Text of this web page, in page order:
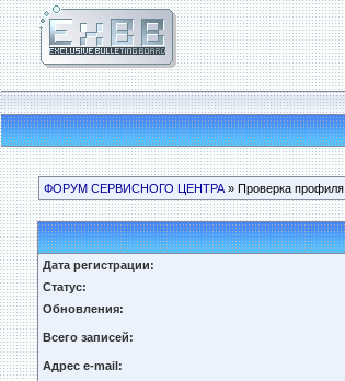
ФОРУМ СЕРВИСНОГО ЦЕНТРА » Проверка профиля
Дата регистрации:
Статус:
Обновления:
Всего записей:
Адрес e-mail: